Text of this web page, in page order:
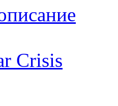
Crisis